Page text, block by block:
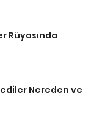
Rüyasında
Nereden ve